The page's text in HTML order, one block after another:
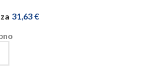
31,63€